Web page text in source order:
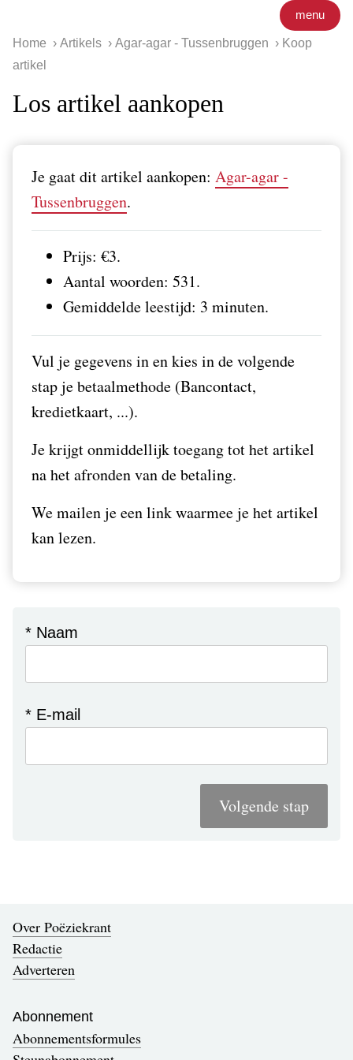
menu
Home Artikels Agar-agar - Tussenbruggen
Koop
artikel
Los artikel aankopen
Je gaat dit artikel aankopen: Agar-agar -
Tussenbruggen.
Prijs: €3.
Aantal woorden: 531.
Gemiddelde leestijd: 3 minuten.
Vul je gegevens in en kies in de volgende
stap je betaalmethode (Bancontact,
kredietkaart, ...).
Je krijgt onmiddellijk toegang tot het artikel
na het afronden van de betaling.
We mailen je een link waarmee je het artikel
kan lezen.
* Naam
* E-mail
Volgende stap
Over Poëziekrant
Redactie
Adverteren
Abonnement
Abonnementsformules